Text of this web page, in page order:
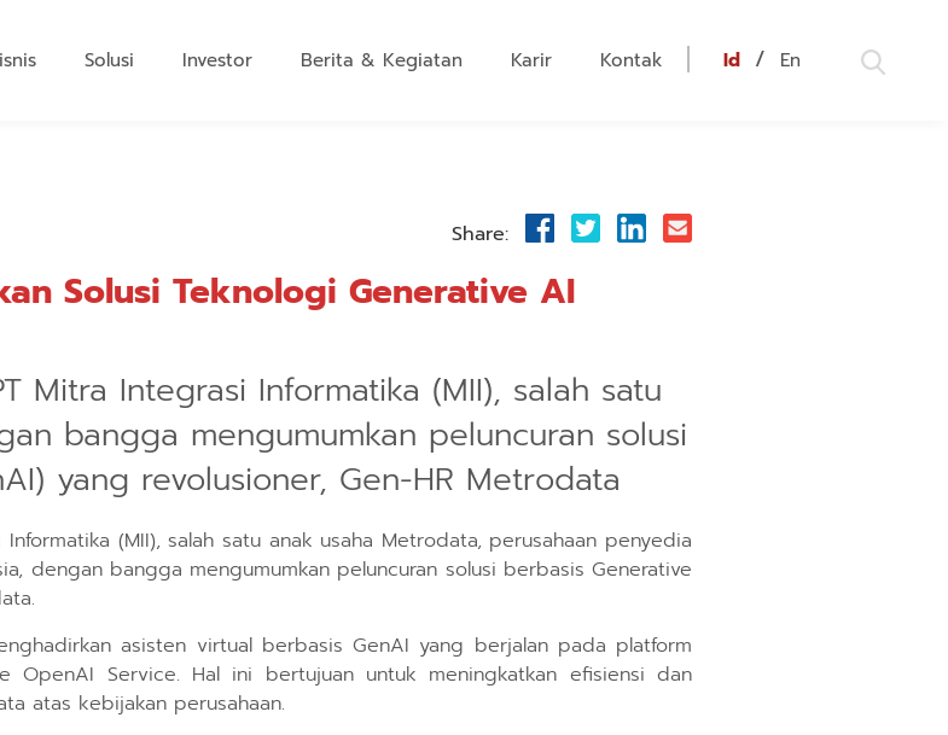
Solusi Investor Berita & Kegiatan Karir Kontak Id / En
Share:
Solusi Teknologi Generative AI
Mitra Integrasi Informatika (MII), salah satu
bangga mengumumkan peluncuran solusi
yang revolusioner, Gen-HR Metrodata
(MII), salah satu anak usaha Metrodata, perusahaan penyedia
dengan bangga mengumumkan peluncuran solusi berbasis Generative
asisten virtual berbasis GenAI yang berjalan pada platform
OpenAI Service. Hal ini bertujuan untuk meningkatkan efisiensi dan
atas kebijakan perusahaan.